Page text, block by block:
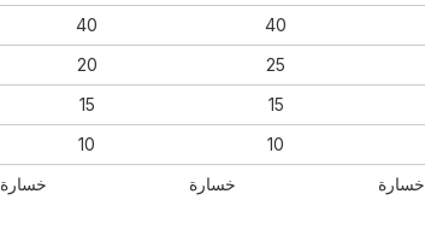
40
40
25
20
15
15
10
10
خسارة خسارة خسارة